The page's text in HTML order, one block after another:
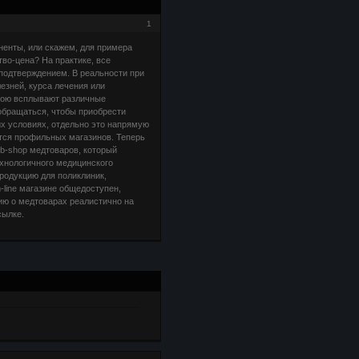
1
или скажем, для примера
цена? На практике, все
В реальности при
курса лечения или
всплывают различные
чтобы приобрести
условиях, отдельно это напрямую
профильных магазинов. Теперь
shop медтоваров, который
медицинского
для поликлиник,
магазине общедоступен,
о медтоварах реалистично на